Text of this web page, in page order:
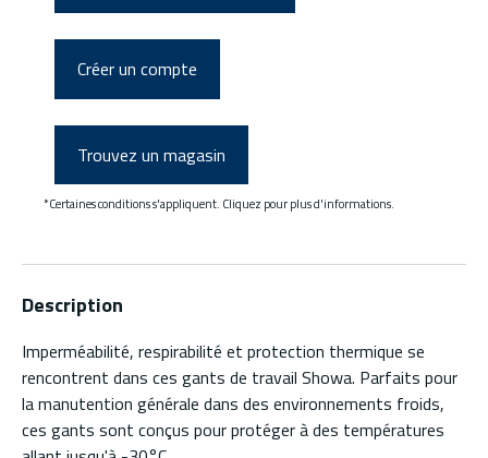
Créer un compte
Trouvez un magasin
*Certaines conditions s'appliquent. Cliquez pour plus d'informations.
Description
Imperméabilité, respirabilité et protection thermique se
rencontrent dans ces gants de travail Showa. Parfaits pour
la manutention générale dans des environnements froids,
ces gants sont conçus pour protéger à des températures